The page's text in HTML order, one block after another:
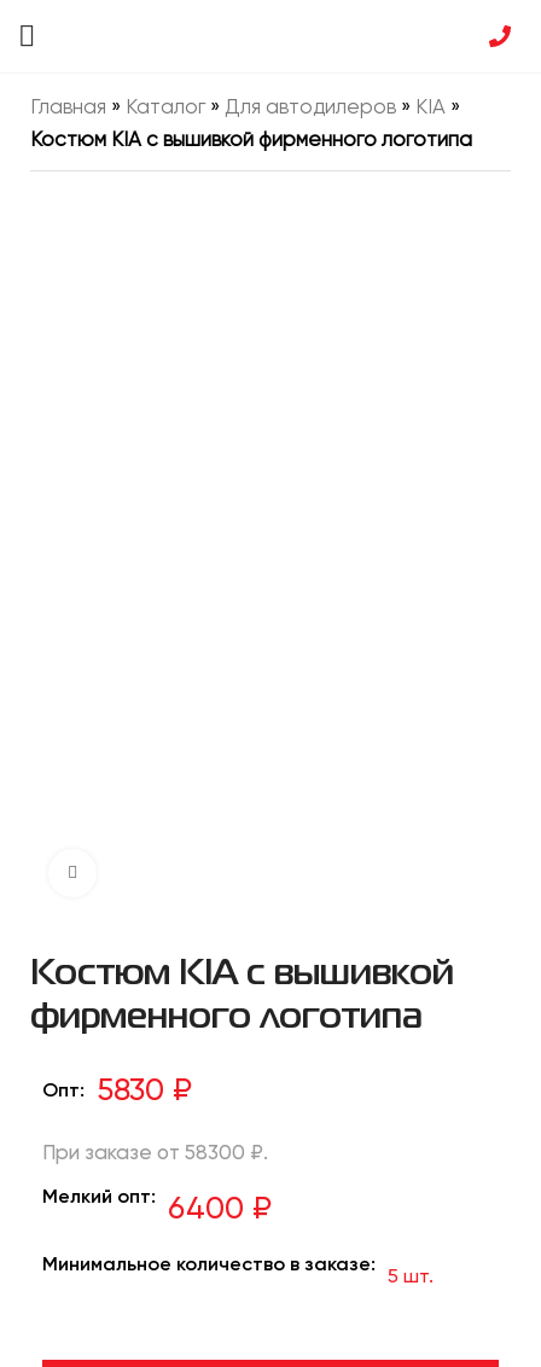
Главная » Каталог» Для автодилеров » KIA »
Костюм KIA с вышивкой фирменного логотипа
Костюм KIA с вышивкой
фирменного логотипа
Опт: 5830 ₽
При заказе от 58300 ₽.
Мелкий опт: 6400 ₽
Минимальное количество в заказе:
5 шт.